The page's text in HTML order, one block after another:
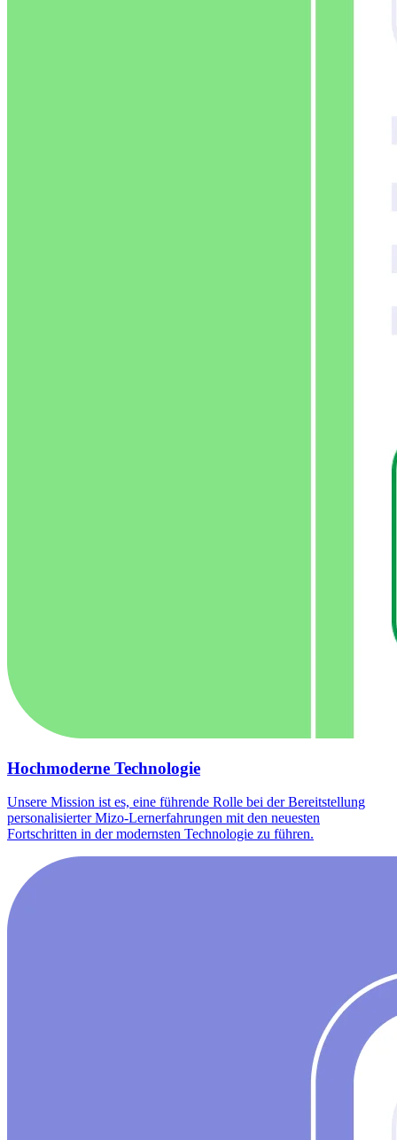
Hochmoderne Technologie
Unsere Mission ist es, eine führende Rolle bei der Bereitstellung
personalisierter Mizo-Lernerfahrungen mit den neuesten
Fortschritten in der modernsten Technologie zu führen.